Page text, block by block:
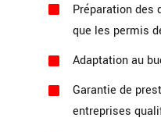
Préparation
que les permis
Adaptation au
Garantie de
entreprises